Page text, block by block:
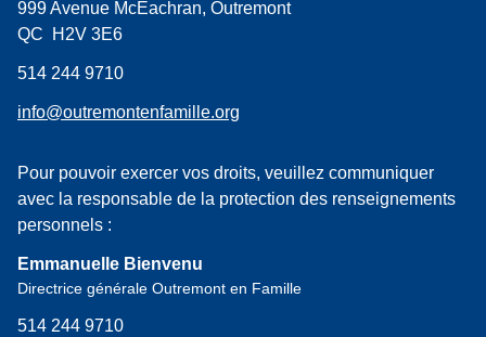
999 Avenue McEachran, Outremont
QC H2V 3E6
514 244 9710
info@outremontenfamille.org
Pour pouvoir exercer vos droits, veuillez communiquer
avec la responsable de la protection des renseignements
personnels :
Emmanuelle Bienvenu
Directrice générale Outremont en Famille
514 244 9710